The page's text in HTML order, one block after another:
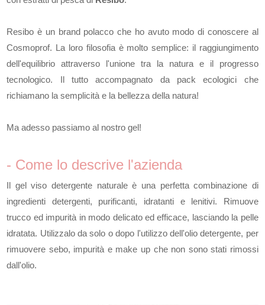
Resibo è un brand polacco che ho avuto modo di conoscere al
Cosmoprof. La loro filosofia è molto semplice: il raggiungimento
dell'equilibrio attraverso l'unione tra la natura e il progresso
tecnologico. Il tutto accompagnato da pack ecologici che
richiamano la semplicità e la bellezza della natura!
Ma adesso passiamo al nostro gel!
- Come lo descrive l'azienda
Il gel viso detergente naturale è una perfetta combinazione di
ingredienti detergenti, purificanti, idratanti e lenitivi. Rimuove
trucco ed impurità in modo delicato ed efficace, lasciando la pelle
idratata. Utilizzalo da solo o dopo l'utilizzo dell'olio detergente, per
rimuovere sebo, impurità e make up che non sono stati rimossi
dall'olio.